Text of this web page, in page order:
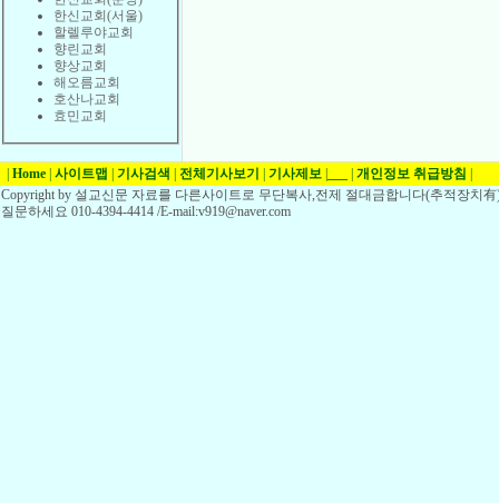
한신교회(서울)
할렐루야교회
향린교회
향상교회
해오름교회
호산나교회
효민교회
Home 사이트맵 기사검색 전체기사보기 기사제보 개인정보 취급방침
Copyright by 설교신문 자료를 다른사이트로 무단복사,전제 절대금합니다(추적장치
질문하세요 010-4394-4414 /E-mail:v919@naver.com